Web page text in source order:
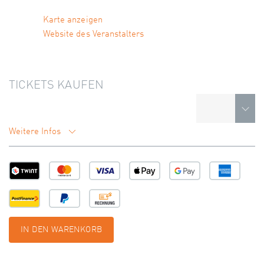
Karte anzeigen
Website des Veranstalters
TICKETS KAUFEN
Weitere Infos
IN DEN WARENKORB